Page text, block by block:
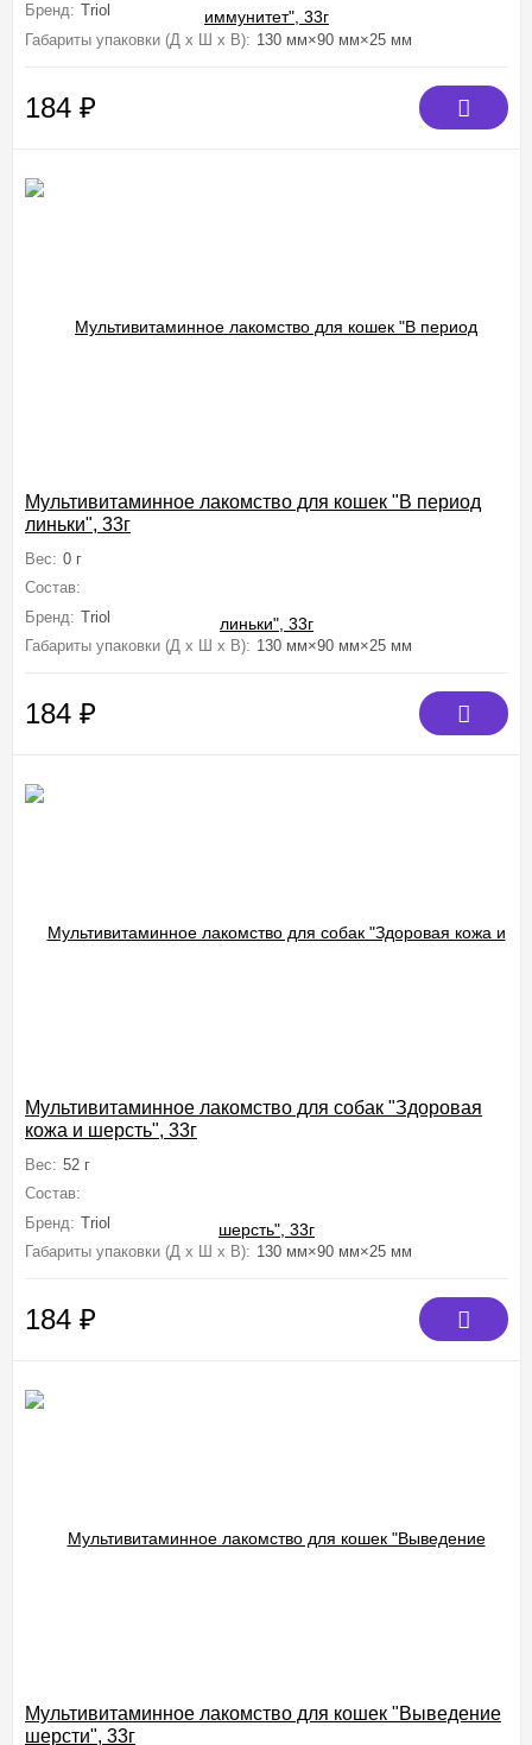
Бренд: Triol
Габариты упаковки (Д х Ш х В): 130 мм×90 мм×25 мм
184 ₽
Мультивитаминное лакомство для кошек "В период
линьки", 33г
Вес: 0 г
Состав:
Бренд: Triol
Габариты упаковки (Д х Ш х В): 130 мм×90 мм×25 мм
184 ₽
Мультивитаминное лакомство для собак "Здоровая
кожа и шерсть", 33г
Вес: 52 г
Состав:
Бренд: Triol
Габариты упаковки (Д х Ш х В): 130 мм×90 мм×25 мм
184 ₽
Мультивитаминное лакомство для кошек "Выведение
шерсти", 33г